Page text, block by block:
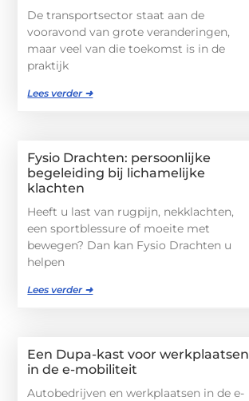
De transportsector staat aan de
vooravond van grote veranderingen,
maar veel van die toekomst is in de
praktijk
Lees verder ➜
Fysio Drachten: persoonlijke
begeleiding bij lichamelijke
klachten
Heeft u last van rugpijn, nekklachten,
een sportblessure of moeite met
bewegen? Dan kan Fysio Drachten u
helpen
Lees verder ➜
Een Dupa-kast voor werkplaatsen
in de e-mobiliteit
Autobedrijven en werkplaatsen in de e-